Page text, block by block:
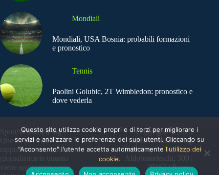
Mondiali
Mondiali, USA Bosnia: probabili formazioni
e pronostico
Tennis
Paolini Golubic, 2T Wimbledon: pronostico e
dove vederla
SportNews.BetFlag -
Questo sito non
rappresenta una testata
giornalistica in quanto
viene aggiornato senza
Copyright © 2025
SportNews BetFlag
Sede Legale: Via degli
Aldobrandeschi, 300 |
00163 | Roma
Questo sito utilizza cookie propri e di terzi per migliorare i
servizi e analizzare le preferenze dei suoi utenti. Cliccando su
"Acconsento" l'utente accetta automaticamente l'utilizzo dei
cookie.